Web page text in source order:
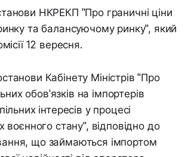
НКРЕКП "Про граничні ціни
та балансуючому ринку", який
12 вересня.
Кабінету Міністрів "Про
обов'язків на імпортерів
інтересів у процесі
воєнного стану", відповідно до
що займаються імпортом